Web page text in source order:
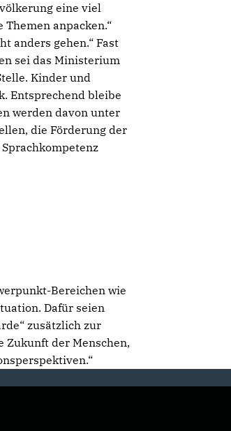
eine viel
anpacken.“
anders gehen.“ Fast
sei das Ministerium
Kinder und
Entsprechend bleibe
werden davon unter
die Förderung der
Bereichen wie
Dafür seien
zusätzlich zur
Zukunft der Menschen,